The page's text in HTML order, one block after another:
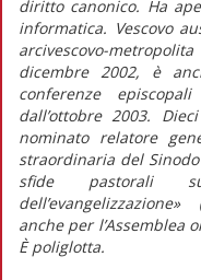
diritto canonico. Ha
informatica. Vescovo
arcivescovo-
dicembre 2002, è
conferenze
dall’ottobre 2003.
nominato relatore
straordinaria del
sfide pastorali
anche per l’Assemblea
È poliglotta.